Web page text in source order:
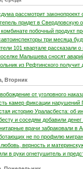
рассмотрит
придет в Свердловскую
побочный продукт
три месяца
101 квартале рассказали
Малышева сносят
из Рефтинского
Вторник
от уголовного
камер фиксации нарушений
историю Ураласбеста: об
и соседям добавили
врачи забраковали в
не по профилю
верность и
в руки огнетушитель и